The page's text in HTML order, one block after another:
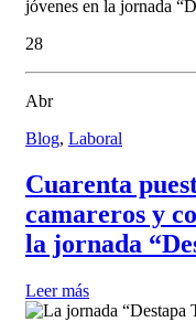
28
Abr
Blog, Laboral
Cuarenta
camareros y
la jornada
Leer más